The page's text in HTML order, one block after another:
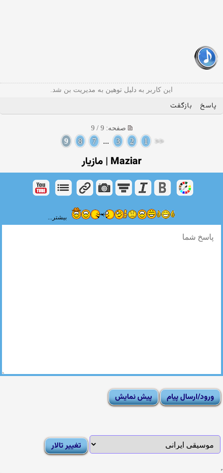
این کاربر به دلیل توهین به مدیریت بن شد.
پاسخ بازگفت
صفحه: 9 / 9
<<
1
2
3
...
7
8
9
Maziar | مازیار
بیشتر...